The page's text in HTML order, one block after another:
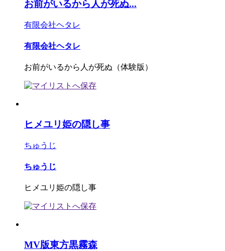
お前がいるから人が死ぬ...
有限会社ヘタレ
有限会社ヘタレ
お前がいるから人が死ぬ（体験版）
ヒメユリ姫の隠し事
ちゅうじ
ちゅうじ
ヒメユリ姫の隠し事
MV版東方黒霧森